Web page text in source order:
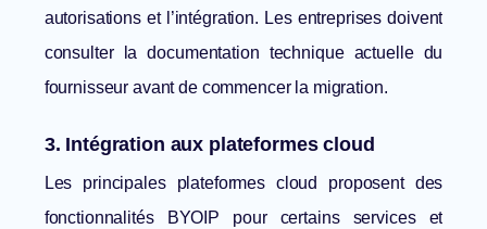
autorisations et l’intégration. Les entreprises doivent
consulter la documentation technique actuelle du
fournisseur avant de commencer la migration.
3. Intégration aux plateformes cloud
Les principales plateformes cloud proposent des
fonctionnalités BYOIP pour certains services et